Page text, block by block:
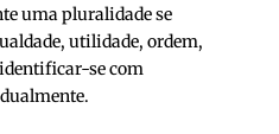
uma pluralidade se
utilidade, ordem,
se com